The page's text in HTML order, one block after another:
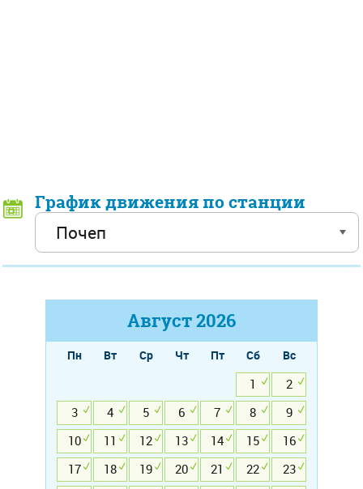
График движения по станции
Август2026
Пн Вт Ср Чт Пт Сб
Вс
1
2
3
4 5 6 7 8
9
10
11 12 13 14 15
16
17
18 19 20 21 22
23